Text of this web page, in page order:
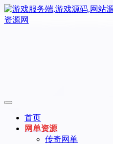
首页
网单资源
传奇网单